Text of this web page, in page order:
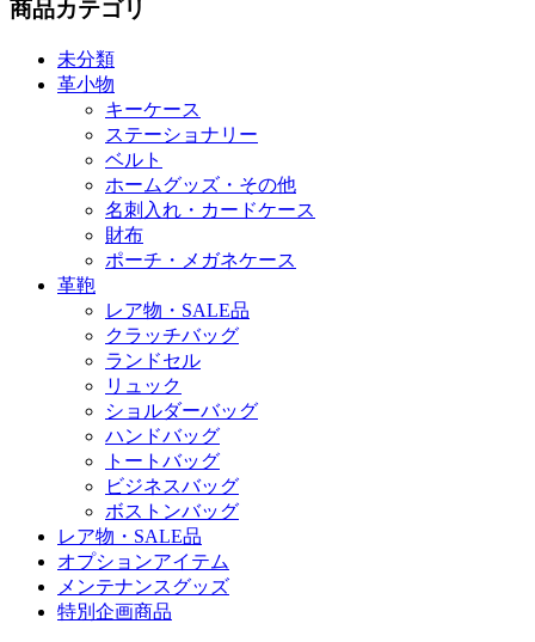
商品カテゴリ
未分類
革小物
キーケース
ステーショナリー
ベルト
ホームグッズ・その他
名刺入れ・カードケース
財布
ポーチ・メガネケース
革鞄
レア物・SALE品
クラッチバッグ
ランドセル
リュック
ショルダーバッグ
ハンドバッグ
トートバッグ
ビジネスバッグ
ボストンバッグ
レア物・SALE品
オプションアイテム
メンテナンスグッズ
特別企画商品